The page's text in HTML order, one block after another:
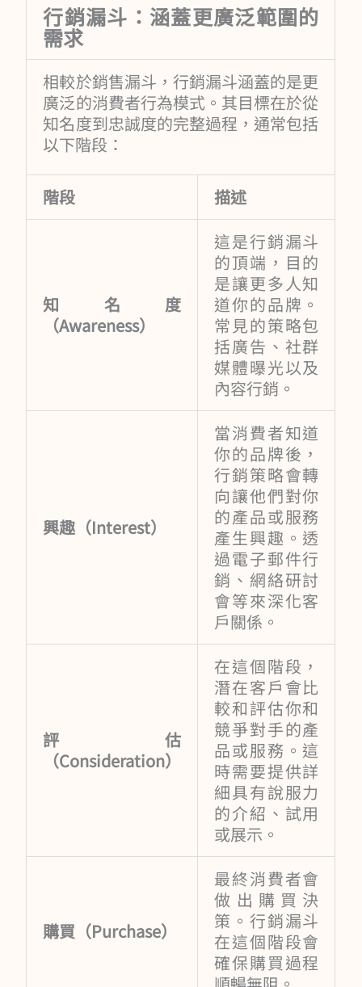
行銷漏斗：涵蓋更廣泛範圍的
需求
相較於銷售漏斗，行銷漏斗涵蓋的是更
廣泛的消費者行為模式。其目標在於從
知名度到忠誠度的完整過程，通常包括
以下階段：
階段 描述
知名度
（Awareness）
這是行銷漏斗
的頂端，目的
是讓更多人知
道你的品牌。
常見的策略包
括廣告、社群
媒體曝光以及
內容行銷。
興趣（Interest）
當消費者知道
你的品牌後，
行銷策略會轉
向讓他們對你
的產品或服務
產生興趣。透
過電子郵件行
銷、網絡研討
會等來深化客
戶關係。
評估
（Consideration）
在這個階段，
潛在客戶會比
較和評估你和
競爭對手的產
品或服務。這
時需要提供詳
細具有說服力
的介紹、試用
或展示。
購買（Purchase）
最終消費者會
做出購買決
策。行銷漏斗
在這個階段會
確保購買過程